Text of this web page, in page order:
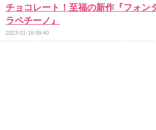
チョコレート！至福の新作『フォン
ラペチーノ』
2023-01-18 09:40